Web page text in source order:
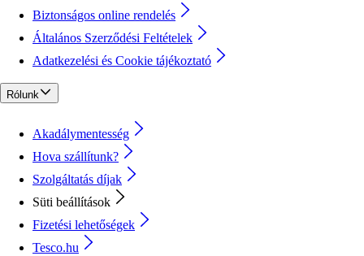
Biztonságos online rendelés
Általános Szerződési Feltételek
Adatkezelési és Cookie tájékoztató
Rólunk
Akadálymentesség
Hova szállítunk?
Szolgáltatás díjak
Süti beállítások
Fizetési lehetőségek
Tesco.hu